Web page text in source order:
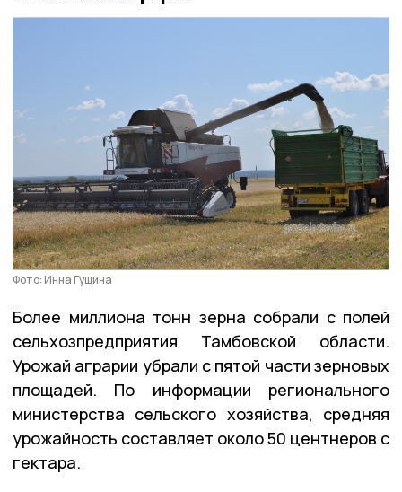
Фото: Инна Гущина
Более миллиона тонн зерна собрали с полей
сельхозпредприятия Тамбовской области.
Урожай аграрии убрали с пятой части зерновых
площадей. По информации регионального
министерства сельского хозяйства, средняя
урожайность составляет около 50 центнеров с
гектара.